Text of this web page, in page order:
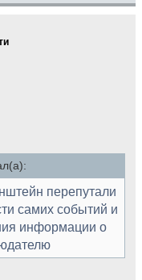
перепутали
самих событий и
информации о